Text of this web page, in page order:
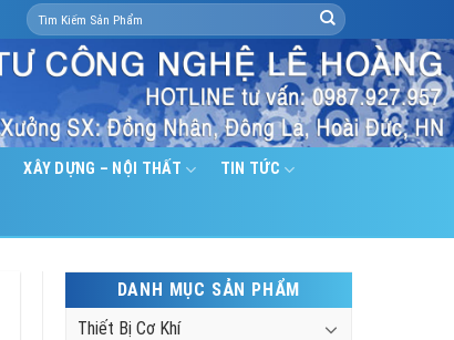
Search
for:
XÂY DỰNG – NỘI THẤT TIN TỨC
DANH MỤC SẢN PHẨM
Thiết Bị Cơ Khí